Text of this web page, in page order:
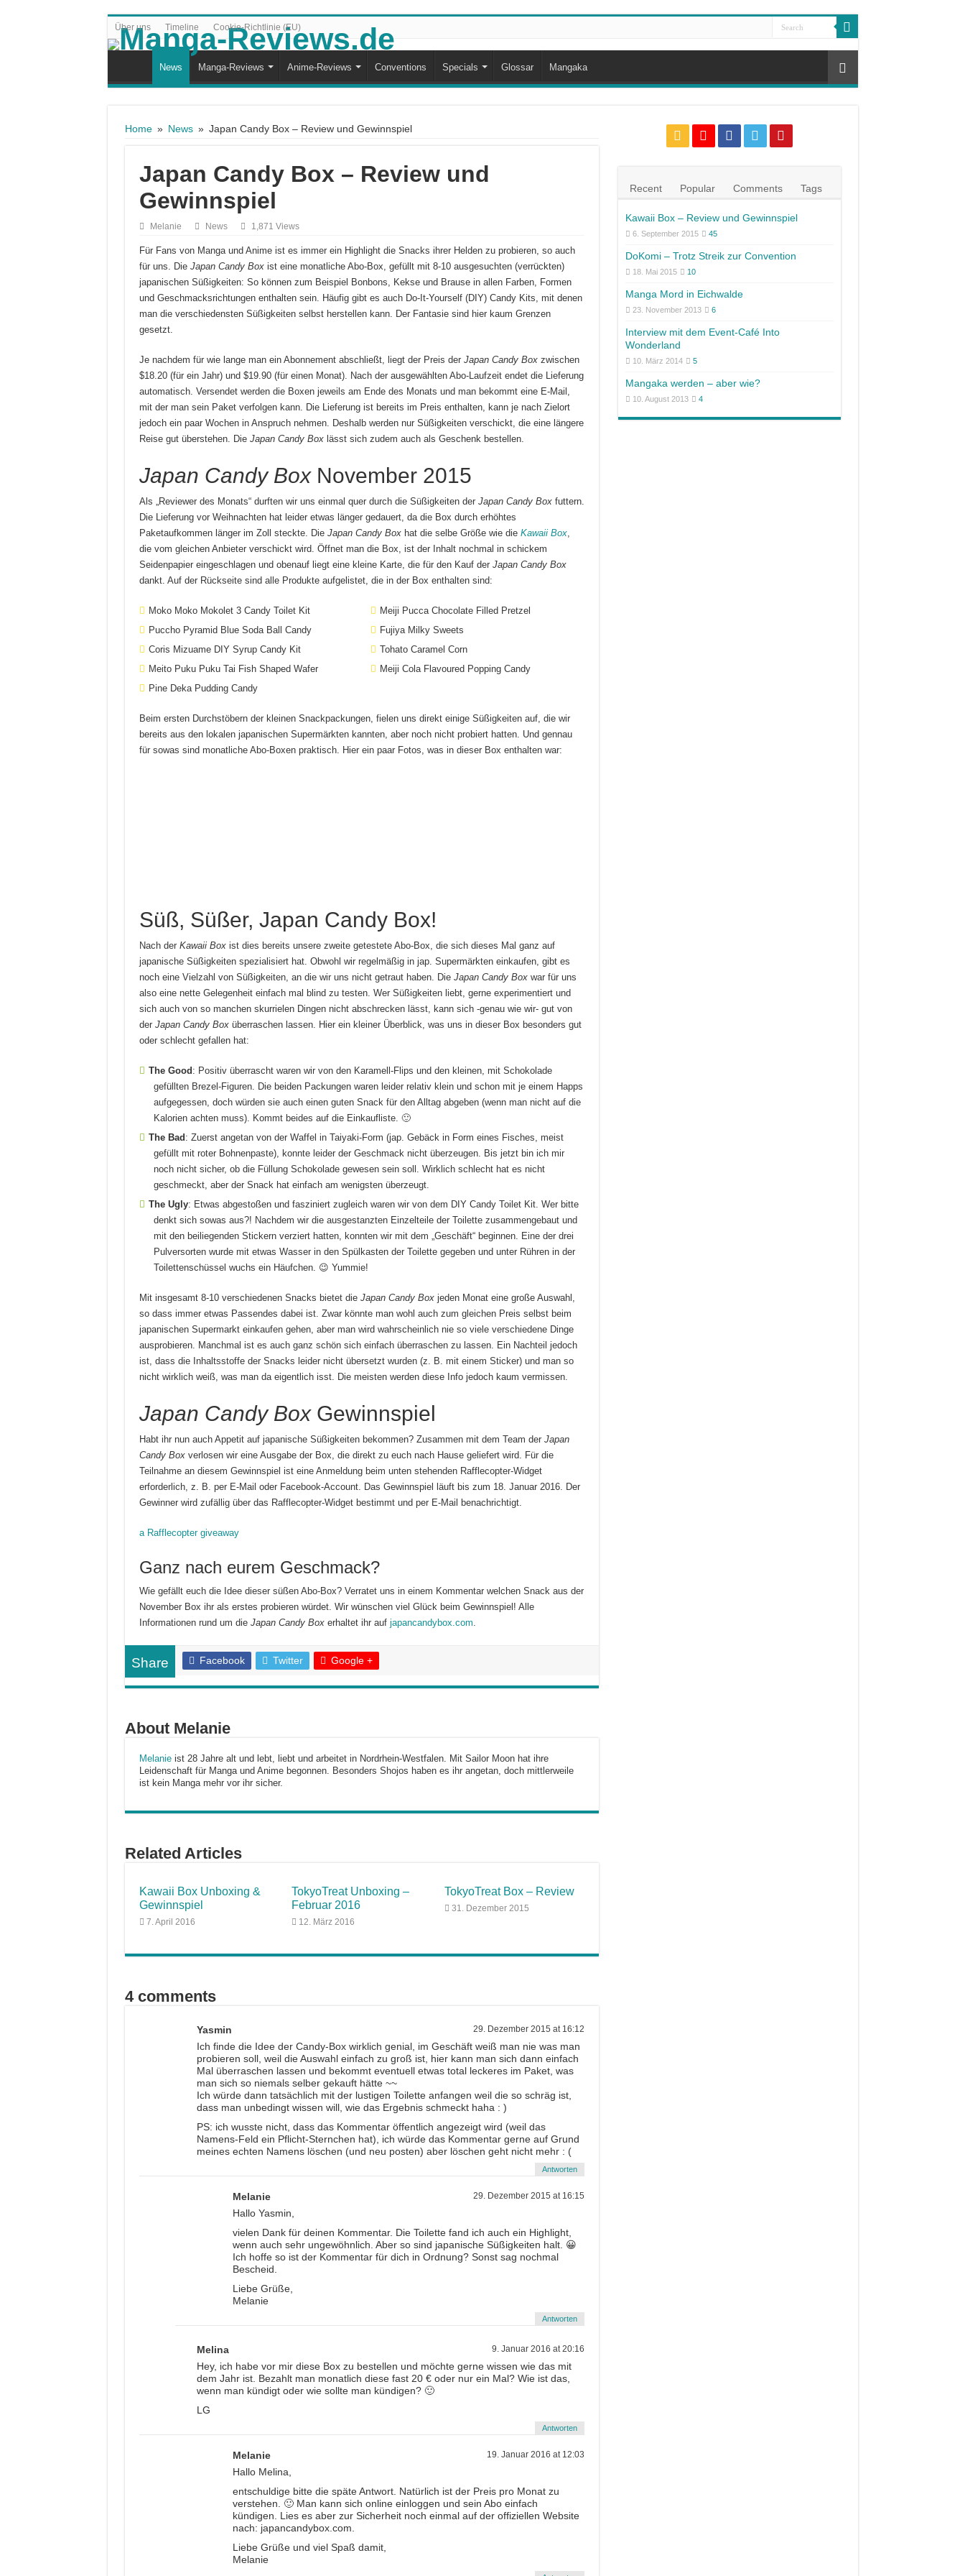
Über uns Timeline Cookie-Richtlinie (EU)
News Manga-Reviews Anime-Reviews Conventions Specials Glossar Mangaka
Home » News » Japan Candy Box – Review und Gewinnspiel
Japan Candy Box – Review und
Gewinnspiel
Melanie News 1,871 Views
Für Fans von Manga und Anime ist es immer ein Highlight die Snacks ihrer Helden zu probieren, so auch
für uns. Die Japan Candy Boxist eine monatliche Abo-Box, gefüllt mit 8-10 ausgesuchten (verrückten)
japanischen Süßigkeiten: So können zum Beispiel Bonbons, Kekse und Brause in allen Farben, Formen
und Geschmacksrichtungen enthalten sein. Häufig gibt es auch Do-It-Yourself (DIY) Candy Kits, mit denen
man die verschiedensten Süßigkeiten selbst herstellen kann. Der Fantasie sind hier kaum Grenzen
gesetzt.
Je nachdem für wie lange man ein Abonnement abschließt, liegt der Preis der Japan Candy Boxzwischen
$18.20 (für ein Jahr) und $19.90 (für einen Monat). Nach der ausgewählten Abo-Laufzeit endet die Lieferung
automatisch. Versendet werden die Boxen jeweils am Ende des Monats und man bekommt eine E-Mail,
mit der man sein Paket verfolgen kann. Die Lieferung ist bereits im Preis enthalten, kann je nach Zielort
jedoch ein paar Wochen in Anspruch nehmen. Deshalb werden nur Süßigkeiten verschickt, die eine längere
Reise gut überstehen. Die Japan Candy Boxlässt sich zudem auch als Geschenk bestellen.
Japan Candy BoxNovember 2015
Als „Reviewer des Monats“ durften wir uns einmal quer durch die Süßigkeiten der Japan Candy Boxfuttern.
Die Lieferung vor Weihnachten hat leider etwas länger gedauert, da die Box durch erhöhtes
Paketaufkommen länger im Zoll steckte. Die Japan Candy Boxhat die selbe Größe wie die Kawaii Box,
die vom gleichen Anbieter verschickt wird. Öffnet man die Box, ist der Inhalt nochmal in schickem
Seidenpapier eingeschlagen und obenauf liegt eine kleine Karte, die für den Kauf der Japan Candy Box
dankt. Auf der Rückseite sind alle Produkte aufgelistet, die in der Box enthalten sind:
Moko Moko Mokolet 3 Candy Toilet Kit
Puccho Pyramid Blue Soda Ball Candy
Coris Mizuame DIY Syrup Candy Kit
Meito Puku Puku Tai Fish Shaped Wafer
Pine Deka Pudding Candy
Meiji Pucca Chocolate Filled Pretzel
Fujiya Milky Sweets
Tohato Caramel Corn
Meiji Cola Flavoured Popping Candy
Beim ersten Durchstöbern der kleinen Snackpackungen, fielen uns direkt einige Süßigkeiten auf, die wir
bereits aus den lokalen japanischen Supermärkten kannten, aber noch nicht probiert hatten. Und gennau
für sowas sind monatliche Abo-Boxen praktisch. Hier ein paar Fotos, was in dieser Box enthalten war:
Süß, Süßer, Japan Candy Box!
Nach der Kawaii Boxist dies bereits unsere zweite getestete Abo-Box, die sich dieses Mal ganz auf
japanische Süßigkeiten spezialisiert hat. Obwohl wir regelmäßig in jap. Supermärkten einkaufen, gibt es
noch eine Vielzahl von Süßigkeiten, an die wir uns nicht getraut haben. Die Japan Candy Boxwar für uns
also eine nette Gelegenheit einfach mal blind zu testen. Wer Süßigkeiten liebt, gerne experimentiert und
sich auch von so manchen skurrielen Dingen nicht abschrecken lässt, kann sich -genau wie wir- gut von
der Japan Candy Boxüberraschen lassen. Hier ein kleiner Überblick, was uns in dieser Box besonders gut
oder schlecht gefallen hat:
The Good : Positiv überrascht waren wir von den Karamell-Flips und den kleinen, mit Schokolade
gefüllten Brezel-Figuren. Die beiden Packungen waren leider relativ klein und schon mit je einem Happs
aufgegessen, doch würden sie auch einen guten Snack für den Alltag abgeben (wenn man nicht auf die
Kalorien achten muss). Kommt beides auf die Einkaufliste. 🙂
The Bad : Zuerst angetan von der Waffel in Taiyaki-Form (jap. Gebäck in Form eines Fisches, meist
gefüllt mit roter Bohnenpaste), konnte leider der Geschmack nicht überzeugen. Bis jetzt bin ich mir
noch nicht sicher, ob die Füllung Schokolade gewesen sein soll. Wirklich schlecht hat es nicht
geschmeckt, aber der Snack hat einfach am wenigsten überzeugt.
The Ugly: Etwas abgestoßen und fasziniert zugleich waren wir von dem DIY Candy Toilet Kit. Wer bitte
denkt sich sowas aus?! Nachdem wir die ausgestanzten Einzelteile der Toilette zusammengebaut und
mit den beiliegenden Stickern verziert hatten, konnten wir mit dem „Geschäft“ beginnen. Eine der drei
Pulversorten wurde mit etwas Wasser in den Spülkasten der Toilette gegeben und unter Rühren in der
Toilettenschüssel wuchs ein Häufchen. 😉 Yummie!
Mit insgesamt 8-10 verschiedenen Snacks bietet die Japan Candy Boxjeden Monat eine große Auswahl,
so dass immer etwas Passendes dabei ist. Zwar könnte man wohl auch zum gleichen Preis selbst beim
japanischen Supermarkt einkaufen gehen, aber man wird wahrscheinlich nie so viele verschiedene Dinge
ausprobieren. Manchmal ist es auch ganz schön sich einfach überraschen zu lassen. Ein Nachteil jedoch
ist, dass die Inhaltsstoffe der Snacks leider nicht übersetzt wurden (z. B. mit einem Sticker) und man so
nicht wirklich weiß, was man da eigentlich isst. Die meisten werden diese Info jedoch kaum vermissen.
Japan Candy BoxGewinnspiel
Habt ihr nun auch Appetit auf japanische Süßigkeiten bekommen? Zusammen mit dem Team der Japan
Candy Boxverlosen wir eine Ausgabe der Box, die direkt zu euch nach Hause geliefert wird. Für die
Teilnahme an diesem Gewinnspiel ist eine Anmeldung beim unten stehenden Rafflecopter-Widget
erforderlich, z. B. per E-Mail oder Facebook-Account. Das Gewinnspiel läuft bis zum 18. Januar 2016. Der
Gewinner wird zufällig über das Rafflecopter-Widget bestimmt und per E-Mail benachrichtigt.
a Rafflecopter giveaway
Ganz nach eurem Geschmack?
Wie gefällt euch die Idee dieser süßen Abo-Box? Verratet uns in einem Kommentar welchen Snack aus der
November Box ihr als erstes probieren würdet. Wir wünschen viel Glück beim Gewinnspiel! Alle
Informationen rund um die Japan Candy Boxerhaltet ihr auf japancandybox.com.
Share Facebook Twitter Google +
About Melanie
Melanieist 28 Jahre alt und lebt, liebt und arbeitet in Nordrhein-Westfalen. Mit Sailor Moon hat ihre
Leidenschaft für Manga und Anime begonnen. Besonders Shojos haben es ihr angetan, doch mittlerweile
ist kein Manga mehr vor ihr sicher.
Related Articles
Kawaii Box Unboxing &
Gewinnspiel
7. April 2016
TokyoTreat Unboxing –
Februar 2016
12. März 2016
TokyoTreat Box – Review
31. Dezember 2015
4 comments
Yasmin 29. Dezember 2015 at 16:12
Ich finde die Idee der Candy-Box wirklich genial, im Geschäft weiß man nie was man
probieren soll, weil die Auswahl einfach zu groß ist, hier kann man sich dann einfach
Mal überraschen lassen und bekommt eventuell etwas total leckeres im Paket, was
man sich so niemals selber gekauft hätte ~~
Ich würde dann tatsächlich mit der lustigen Toilette anfangen weil die so schräg ist,
dass man unbedingt wissen will, wie das Ergebnis schmeckt haha : )
PS: ich wusste nicht, dass das Kommentar öffentlich angezeigt wird (weil das
Namens-Feld ein Pflicht-Sternchen hat), ich würde das Kommentar gerne auf Grund
meines echten Namens löschen (und neu posten) aber löschen geht nicht mehr : (
Antworten
Melanie 29. Dezember 2015 at 16:15
Hallo Yasmin,
vielen Dank für deinen Kommentar. Die Toilette fand ich auch ein Highlight,
wenn auch sehr ungewöhnlich. Aber so sind japanische Süßigkeiten halt. 😀
Ich hoffe so ist der Kommentar für dich in Ordnung? Sonst sag nochmal
Bescheid.
Liebe Grüße,
Melanie
Antworten
Melina 9. Januar 2016 at 20:16
Hey, ich habe vor mir diese Box zu bestellen und möchte gerne wissen wie das mit
dem Jahr ist. Bezahlt man monatlich diese fast 20 € oder nur ein Mal? Wie ist das,
wenn man kündigt oder wie sollte man kündigen? 🙂
LG
Antworten
Melanie 19. Januar 2016 at 12:03
Hallo Melina,
entschuldige bitte die späte Antwort. Natürlich ist der Preis pro Monat zu
verstehen. 🙂 Man kann sich online einloggen und sein Abo einfach
kündigen. Lies es aber zur Sicherheit noch einmal auf der offiziellen Website
nach: japancandybox.com.
Liebe Grüße und viel Spaß damit,
Melanie
Recent Popular Comments Tags
Kawaii Box – Review und Gewinnspiel
6. September 2015 45
DoKomi – Trotz Streik zur Convention
18. Mai 2015 10
Manga Mord in Eichwalde
23. November 2013 6
Interview mit dem Event-Café Into
Wonderland
10. März 2014 5
Mangaka werden – aber wie?
10. August 2013 4